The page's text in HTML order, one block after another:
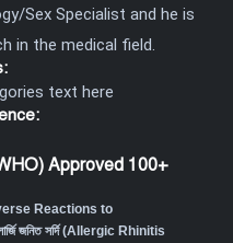
Sex Specialist and he is
in the medical field.
text here
Approved 100+
(Adverse Reactions to
জনিত সর্দি (Allergic Rhinitis